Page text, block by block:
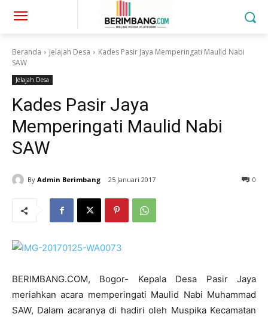
Beranda Jelajah Desa
Kades Pasir Jaya Memperingati Maulid Nabi
SAW
Jelajah Desa
Kades Pasir Jaya
Memperingati Maulid Nabi
SAW
By Admin Berimbang 25 Januari 2017 0
BERIMBANG.COM, Bogor- Kepala Desa Pasir Jaya
meriahkan acara memperingati Maulid Nabi Muhammad
SAW, Dalam acaranya di hadiri oleh Muspika Kecamatan